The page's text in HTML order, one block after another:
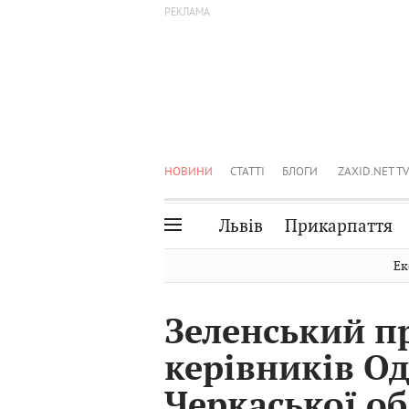
НОВИНИ СТАТТІ БЛОГИ ZAXID.NET TV
Львів Прикарпаття
Волинь
Закарпаття
Чернівці
Шептицький
Зеленський
керівників